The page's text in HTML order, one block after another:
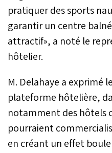
pratiquer des sports
garantir un centre
attractif», a noté le
hôtelier.
M. Delahaye a exprimé
plateforme hôtelière,
notamment des hôtels
pourraient
en créant un effet